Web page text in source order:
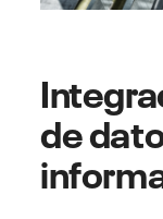
de